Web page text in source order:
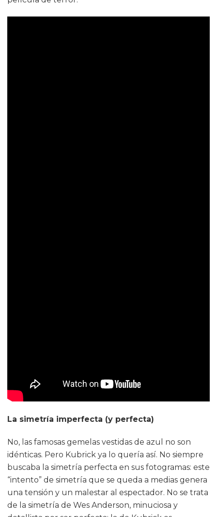
La simetría imperfecta (y perfecta)
No, las famosas gemelas vestidas de azul no son
idénticas. Pero Kubrick ya lo quería así. No siempre
buscaba la simetría perfecta en sus fotogramas: este
“intento” de simetría que se queda a medias genera
una tensión y un malestar al espectador. No se trata
de la simetría de Wes Anderson, minuciosa y